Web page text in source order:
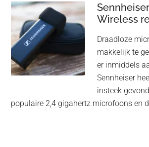
audiomatrix
voor
high-
end
multiroom
Wireless
Draadloze
makkelijk te
er inmiddels
Sennheiser
insteek
populaire 2,4 gigahertz microfoons en